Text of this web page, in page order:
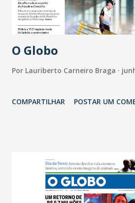
O Globo
Por Lauriberto Carneiro Braga
COMPARTILHAR POSTAR UM